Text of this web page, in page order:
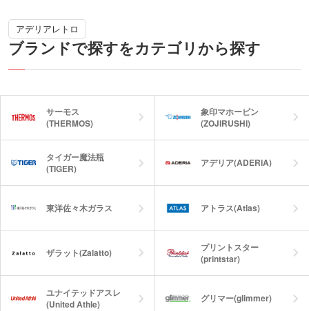
■The Premium NIPPON Taste(ザ プレミ
アム ニッポン テイスト)
日本古来から伝わる文化や意匠を現在の
技術・手法でグラスウェアに移したシリ
ーズ。伝統的でありながら、ガラスとい
愛知県にある石塚硝子自社工場で徹底し
た品質管理のもと大切に作られた安心の
アデリアレトロ
ブランドで探すをカテゴリから探す
サーモス
(THERMOS)
象印マホービン
(ZOJIRUSHI)
タイガー魔法瓶
(TIGER)
アデリア(ADERIA)
東洋佐々木ガラス アトラス(Atlas)
ザラット(Zalatto)
プリントスター
(printstar)
ユナイテッドアスレ
(United Athle)
グリマー(glimmer)